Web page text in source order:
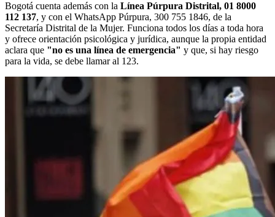
Bogotá cuenta además con la Línea Púrpura Distrital, 01 8000
112 137, y con el WhatsApp Púrpura, 300 755 1846, de la
Secretaría Distrital de la Mujer. Funciona todos los días a toda hora
y ofrece orientación psicológica y jurídica, aunque la propia entidad
aclara que "no es una línea de emergencia" y que, si hay riesgo
para la vida, se debe llamar al 123.